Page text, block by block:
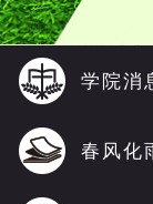
学院消
春风化